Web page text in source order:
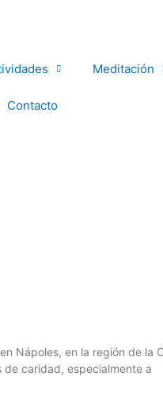
Meditación
Contacto
Nápoles, en la región de la
caridad, especialmente a